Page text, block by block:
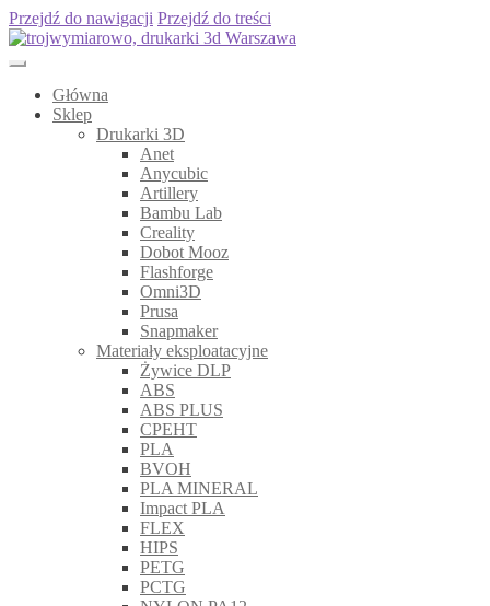
Przejdź do nawigacji Przejdź do treści
Główna
Sklep
Drukarki 3D
Anet
Anycubic
Artillery
Bambu Lab
Creality
Dobot Mooz
Flashforge
Omni3D
Prusa
Snapmaker
Materiały eksploatacyjne
Żywice DLP
ABS
ABS PLUS
CPEHT
PLA
BVOH
PLA MINERAL
Impact PLA
FLEX
HIPS
PETG
PCTG